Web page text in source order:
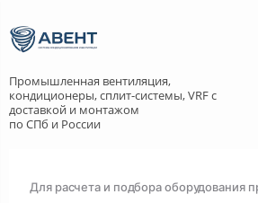
Промышленная вентиляция,
кондиционеры, сплит-системы, VRF с
доставкой и монтажом
по СПб и России
Для расчета и подбора оборудования